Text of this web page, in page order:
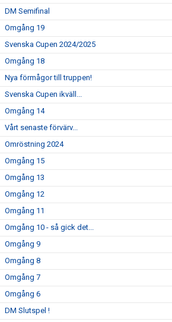
DM Semifinal
Omgång 19
Svenska Cupen 2024/2025
Omgång 18
Nya förmågor till truppen!
Svenska Cupen ikväll...
Omgång 14
Vårt senaste förvärv...
Omröstning 2024
Omgång 15
Omgång 13
Omgång 12
Omgång 11
Omgång 10 - så gick det...
Omgång 9
Omgång 8
Omgång 7
Omgång 6
DM Slutspel !